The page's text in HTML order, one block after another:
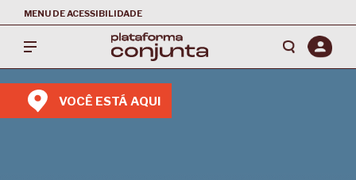
MENU DE ACESSIBILIDADE
VOCÊ ESTÁ AQUI